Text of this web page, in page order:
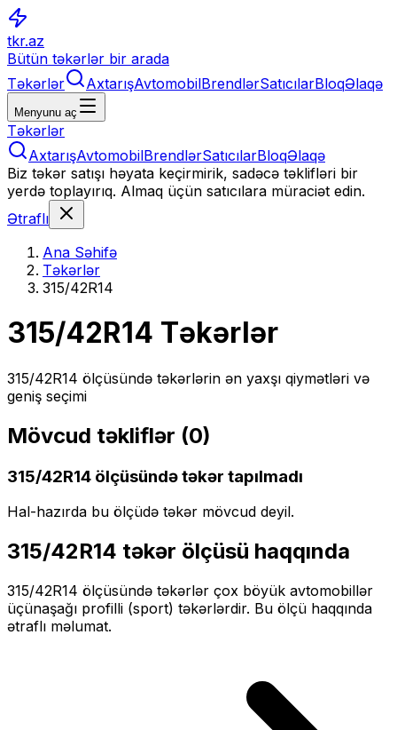
tkr.az
Bütün təkərlər bir arada
Təkərlər
AxtarışAvtomobilBrendlərSatıcılarBloqƏlaqə
Menyunu aç
Təkərlər
AxtarışAvtomobilBrendlərSatıcılarBloqƏlaqə
Biz təkər satışı həyata keçirmirik, sadəcə təklifləri bir
yerdə toplayırıq. Almaq üçün satıcılara müraciət edin.
Ətraflı
Ana Səhifə
Təkərlər
315/42R14
315/42R14 Təkərlər
315/42R14 ölçüsündə təkərlərin ən yaxşı qiymətləri və
geniş seçimi
Mövcud təkliflər (0)
315/42R14 ölçüsündə təkər tapılmadı
Hal-hazırda bu ölçüdə təkər mövcud deyil.
315/42R14 təkər ölçüsü haqqında
315/42R14 ölçüsündə təkərlər çox böyük avtomobillər
üçünaşağı profilli (sport) təkərlərdir. Bu ölçü haqqında
ətraflı məlumat.